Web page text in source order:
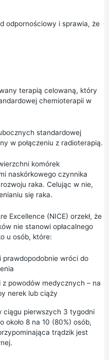
odpornościowy i sprawia, że
terapią celowaną, który
chemioterapii w
standardowej
w połączeniu z radioterapią.
komórek
naskórkowego czynnika
raka. Celując w nie,
się raka.
Excellence (NICE) orzekł, że
nie stanowi opłacalnego
u osób, które:
wróci do
powodów medycznych – na
nerek lub ciąży
ciągu pierwszych 3 tygodni
8 na 10 (80%) osób,
trądzik jest